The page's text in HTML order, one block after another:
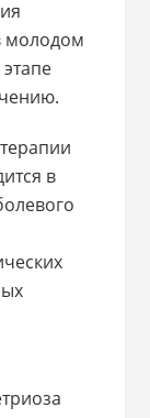
молодом
в